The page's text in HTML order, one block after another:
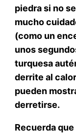
piedra si no
mucho
(como un
unos
turquesa
derrite al
pueden
derretirse.
Recuerda